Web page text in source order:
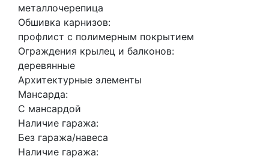
металлочерепица
Обшивка карнизов:
профлист с полимерным покрытием
Ограждения крылец и балконов:
деревянные
Архитектурные элементы
Мансарда:
С мансардой
Наличие гаража:
Без гаража/навеса
Наличие гаража: